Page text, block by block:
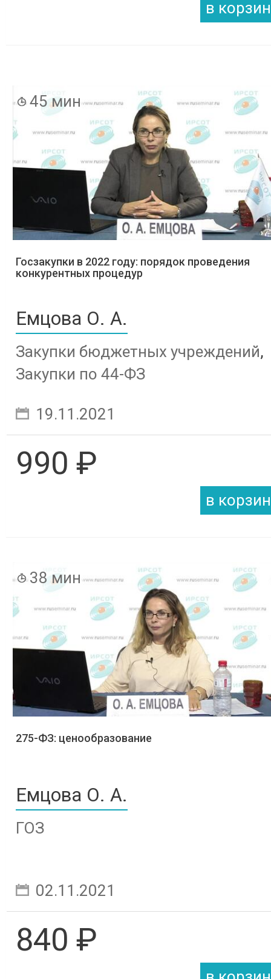
45 мин
Госзакупки в 2022 году: порядок проведения
конкурентных процедур
Емцова О. А.
Закупки бюджетных учреждений,
Закупки по 44-ФЗ
19.11.2021
990 ₽
38 мин
275-ФЗ: ценообразование
Емцова О. А.
ГОЗ
02.11.2021
840 ₽